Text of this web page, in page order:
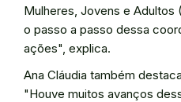
Mulheres, Jovens e
o passo a passo dessa
ações", explica.
Ana Cláudia também
"Houve muitos avanços